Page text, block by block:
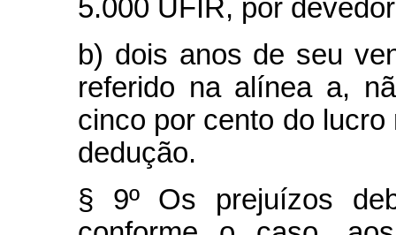
5.000 UFIR, por
b) dois anos de seu
referido na alínea a,
cinco por cento do
dedução.
§ 9º Os prejuízos